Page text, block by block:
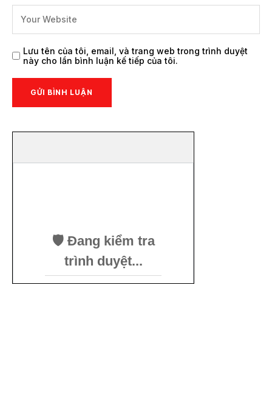
Lưu tên của tôi, email, và trang web trong trình duyệt
này cho lần bình luận kế tiếp của tôi.